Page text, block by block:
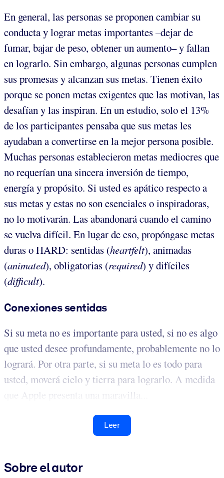
En general, las personas se proponen cambiar su
conducta y lograr metas importantes –dejar de
fumar, bajar de peso, obtener un aumento– y fallan
en lograrlo. Sin embargo, algunas personas cumplen
sus promesas y alcanzan sus metas. Tienen éxito
porque se ponen metas exigentes que las motivan, las
desafían y las inspiran. En un estudio, solo el 13%
de los participantes pensaba que sus metas les
ayudaban a convertirse en la mejor persona posible.
Muchas personas establecieron metas mediocres que
no requerían una sincera inversión de tiempo,
energía y propósito. Si usted es apático respecto a
sus metas y estas no son esenciales o inspiradoras,
no lo motivarán. Las abandonará cuando el camino
se vuelva difícil. En lugar de eso, propóngase metas
duras o HARD: sentidas (heartfelt), animadas
(animated), obligatorias (required) y difíciles
(difficult).
Conexiones sentidas
Si su meta no es importante para usted, si no es algo
que usted desee profundamente, probablemente no lo
logrará. Por otra parte, si su meta lo es todo para
usted, moverá cielo y tierra para lograrlo. A medida
que Apple presenta una maravilla...
Leer
Sobre el autor